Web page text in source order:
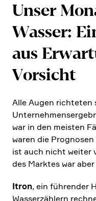
Unser
Wasser:
aus
Vorsicht
Alle Augen richteten
war in den meisten
waren die
ist auch nicht weiter
des Marktes war
Itron, ein führender
Wasser­zäh­lern